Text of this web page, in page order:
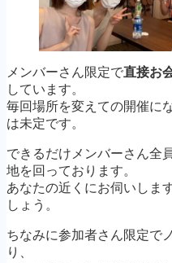
メンバーさん限定で直接お
しています。
毎回場所を変えての開催に
は未定です。
できるだけメンバーさん全
地を回っております。
あなたの近くにお伺いしま
しょう。
ちなみに参加者さん限定で
り、